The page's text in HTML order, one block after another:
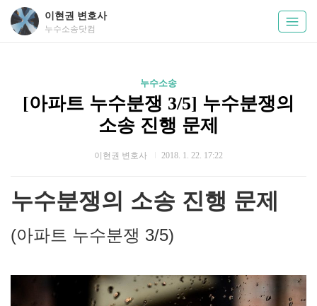
이현권 변호사
누수소송닷컴
누수소송
[아파트 누수분쟁 3/5] 누수분쟁의
소송 진행 문제
이현권 변호사 2018. 1. 22. 17:22
누수분쟁의 소송 진행 문제
(아파트 누수분쟁 3/5)